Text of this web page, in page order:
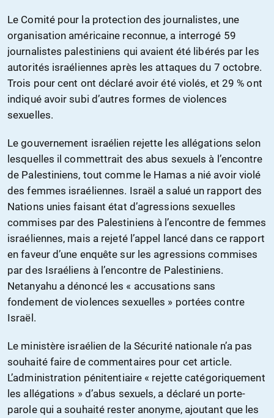
Le Comité pour la protection des journalistes, une
organisation américaine reconnue, a interrogé 59
journalistes palestiniens qui avaient été libérés par les
autorités israéliennes après les attaques du 7 octobre.
Trois pour cent ont déclaré avoir été violés, et 29 % ont
indiqué avoir subi d’autres formes de violences
sexuelles.
Le gouvernement israélien rejette les allégations selon
lesquelles il commettrait des abus sexuels à l’encontre
de Palestiniens, tout comme le Hamas a nié avoir violé
des femmes israéliennes. Israël a salué un rapport des
Nations unies faisant état d’agressions sexuelles
commises par des Palestiniens à l’encontre de femmes
israéliennes, mais a rejeté l’appel lancé dans ce rapport
en faveur d’une enquête sur les agressions commises
par des Israéliens à l’encontre de Palestiniens.
Netanyahu a dénoncé les « accusations sans
fondement de violences sexuelles » portées contre
Israël.
Le ministère israélien de la Sécurité nationale n’a pas
souhaité faire de commentaires pour cet article.
L’administration pénitentiaire « rejette catégoriquement
les allégations » d’abus sexuels, a déclaré un porte-
parole qui a souhaité rester anonyme, ajoutant que les